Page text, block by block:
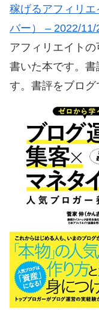
稼げるアフィリ
バー） – 2022/11/
アフィリエイト
書いた本です。書
す。書評をブログ